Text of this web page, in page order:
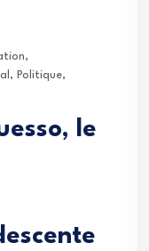
,
, Politique,
le